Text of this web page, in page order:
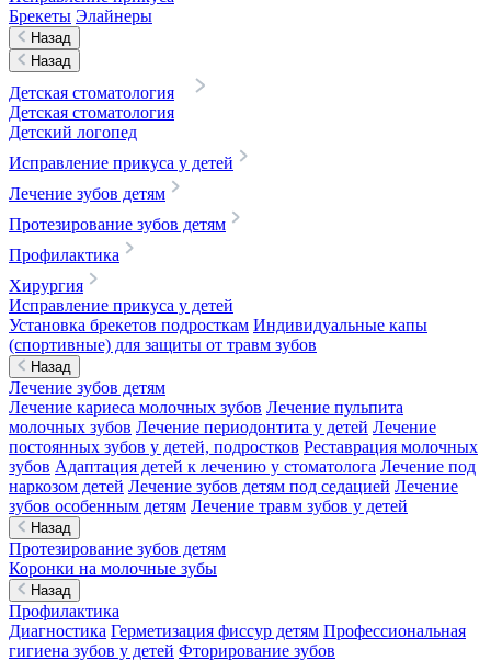
Брекеты Элайнеры
Назад
Назад
Детская стоматология
Детская стоматология
Детский логопед
Исправление прикуса у детей
Лечение зубов детям
Протезирование зубов детям
Профилактика
Хирургия
Исправление прикуса у детей
Установка брекетов подросткам Индивидуальные капы
(спортивные) для защиты от травм зубов
Назад
Лечение зубов детям
Лечение кариеса молочных зубов Лечение пульпита
молочных зубов Лечение периодонтита у детей Лечение
постоянных зубов у детей, подростков Реставрация молочных
зубов Адаптация детей к лечению у стоматолога Лечение под
наркозом детей Лечение зубов детям под седацией Лечение
зубов особенным детям Лечение травм зубов у детей
Назад
Протезирование зубов детям
Коронки на молочные зубы
Назад
Профилактика
Диагностика Герметизация фиссур детям Профессиональная
гигиена зубов у детей Фторирование зубов